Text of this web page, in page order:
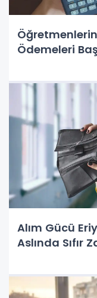
Ödemeleri
Alım Gücü
Aslında Sıfır